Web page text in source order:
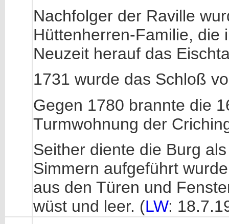
Nachfolger der Raville
Hüttenherren-Familie, die
Neuzeit herauf das
1731 wurde das Schloß
Gegen 1780 brannte die
Turmwohnung der
Seither diente die Burg
Simmern aufgeführt
aus den Türen und
wüst und leer. (LW: